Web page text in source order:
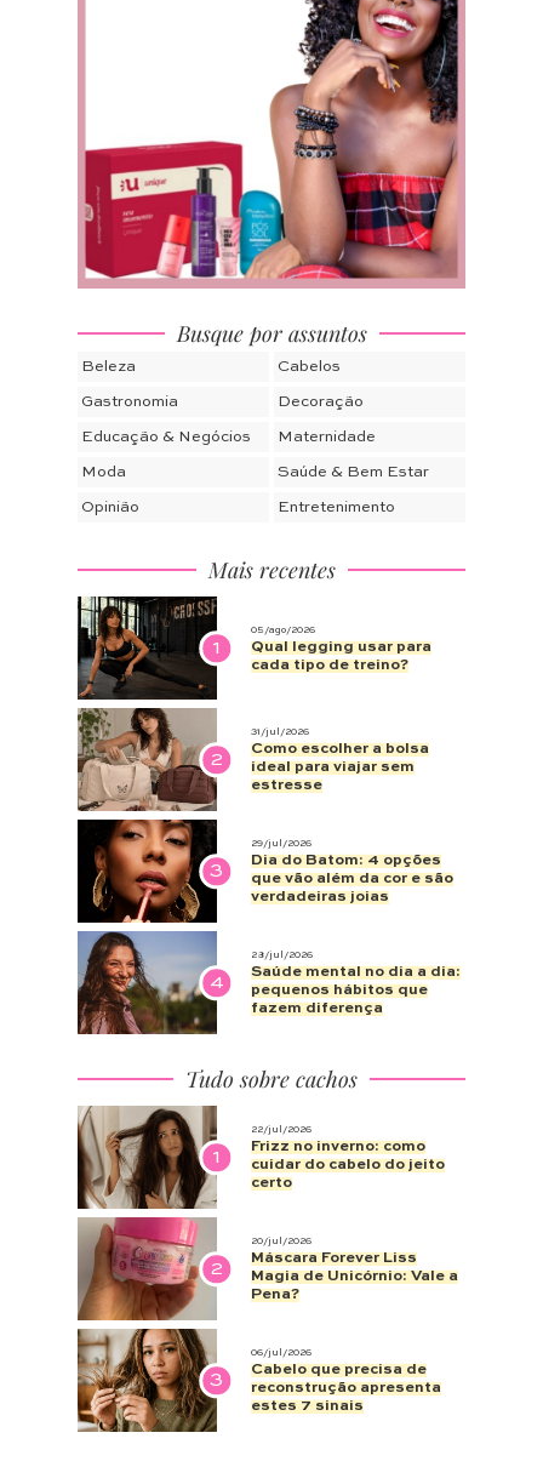
Busque por assuntos
Beleza Cabelos
Gastronomia Decoração
Educação & Negócios Maternidade
Moda Saúde & Bem Estar
Opinião Entretenimento
Mais recentes
1
05/ago/2026
Qual legging usar para
cada tipo de treino?
2
31/jul/2026
Como escolher a bolsa
ideal para viajar sem
estresse
3
29/jul/2026
Dia do Batom: 4 opções
que vão além da cor e são
verdadeiras joias
4
28/jul/2026
Saúde mental no dia a dia:
pequenos hábitos que
fazem diferença
Tudo sobre cachos
1
22/jul/2026
Frizz no inverno: como
cuidar do cabelo do jeito
certo
2
20/jul/2026
Máscara Forever Liss
Magia de Unicórnio: Vale a
Pena?
3
06/jul/2026
Cabelo que precisa de
reconstrução apresenta
estes 7 sinais